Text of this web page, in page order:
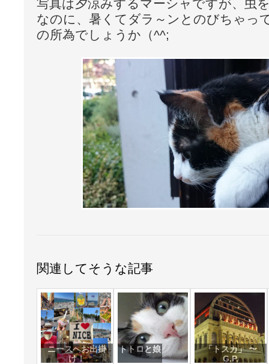
写真は夕涼みするマーシャですが、虫
なのに、暑くてダラ～ンとのびちゃっ
の所為でしょうか（^^;
関連してそうな記事
ニースへお出掛
け！
トトロと娘
「トスカ」 〜
G.P.